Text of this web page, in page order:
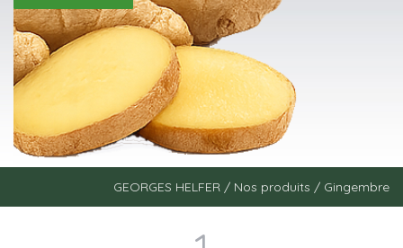
GEORGES HELFER / Nos produits / Gingembre